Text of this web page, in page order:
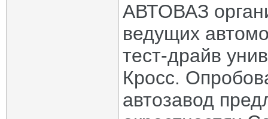
АВТОВАЗ
ведущих
тест-драйв
Кросс.
автозавод